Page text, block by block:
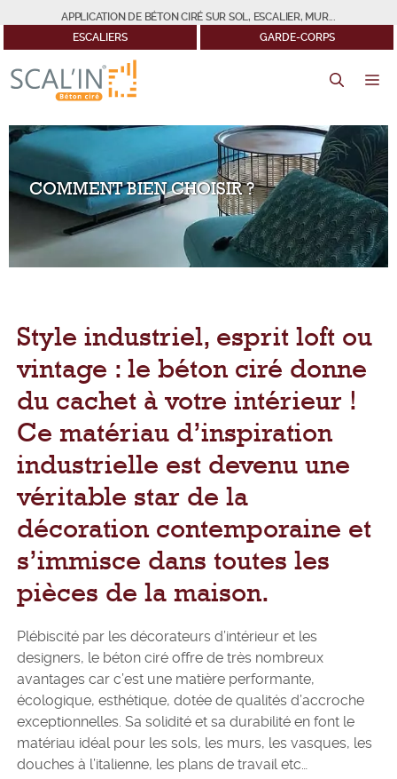
au
contenu
APPLICATION DE BÉTON CIRÉ SUR SOL, ESCALIER, MUR...
ESCALIERS
GARDE-CORPS
COMMENT BIEN CHOISIR ?
Style industriel, esprit loft ou
vintage : le béton ciré donne
du cachet à votre intérieur !
Ce matériau d’inspiration
industrielle est devenu une
véritable star de la
décoration contemporaine et
s’immisce dans toutes les
pièces de la maison.
Plébiscité par les décorateurs d’intérieur et les
designers, le béton ciré offre de très nombreux
avantages car c’est une matière performante,
écologique, esthétique, dotée de qualités d’accroche
exceptionnelles. Sa solidité et sa durabilité en font le
matériau idéal pour les sols, les murs, les vasques, les
douches à l’italienne, les plans de travail etc…